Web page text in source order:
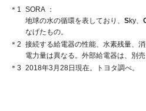
＊1
SORA
地球の水の循環を表しており、 Sky、
なげたもの。
＊2 接続する給電器の性能、水素残量、
電力量は異なる。外部給電器は、別売
＊3 2018年3月28日現在。トヨタ調べ。